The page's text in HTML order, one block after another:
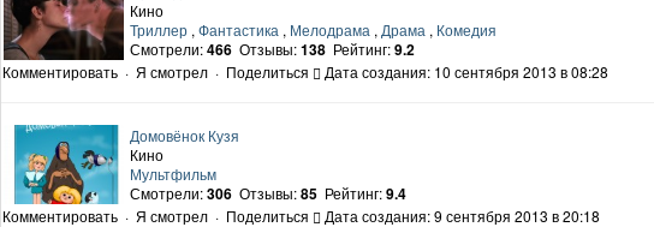
Кино
Триллер , Фантастика , Мелодрама , Драма , Комедия
Смотрели:466 Отзывы:138 Рейтинг:9.2
Комментировать · Я смотрел · Поделиться Дата создания: 10 сентября 2013 в 08:28
Домовёнок Кузя
Кино
Мультфильм
Смотрели:306 Отзывы:85 Рейтинг:9.4
Комментировать · Я смотрел · Поделиться Дата создания: 9 сентября 2013 в 20:18